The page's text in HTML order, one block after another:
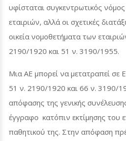
υφίσταται συγκεντρωτικός
εταιριών, αλλά οι σχετικές
οικεία νομοθετήματα των
2190/1920 και 51 ν. 3190/1955.
Μια ΑΕ μπορεί να μετατραπεί
51 ν. 2190/1920 και 66 ν. 3190/
απόφασης της γενικής
έγγραφο κατόπιν εκτίμησης του
παθητικού της. Στην απόφαση